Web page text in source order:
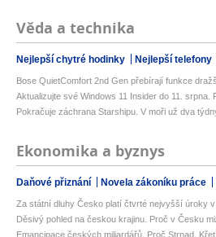
Věda a technika
Nejlepší chytré hodinky Nejlepší telefony
Bose QuietComfort 2nd Gen přebírají funkce
Aktualizujte své Windows 11 Insider do 11. srpna.
Pokračuje záchrana Starshipu. V moři už dva
Ekonomika a byznys
Daňové přiznání Novela zákoníku práce
Za státní dluhy Česko platí čtvrté nejvyšší úroky
Děsivý pohled na českou krajinu. Proč v Česku
Emancipace českých miliardářů. Proč Strnad,